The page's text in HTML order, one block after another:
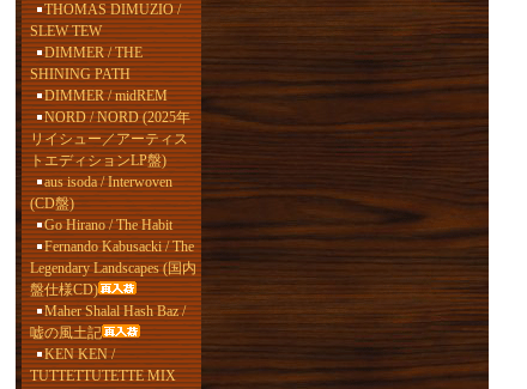
THOMAS DIMUZIO /
SLEW TEW
DIMMER / THE
SHINING PATH
DIMMER / midREM
NORD / NORD (2025年
リイシュー／アーティス
トエディションLP盤)
aus isoda / Interwoven
(CD盤)
Go Hirano / The Habit
Fernando Kabusacki / The
Legendary Landscapes (国内
盤仕様CD)
Maher Shalal Hash Baz /
嘘の風土記
KEN KEN /
TUTTETTUTETTE MIX